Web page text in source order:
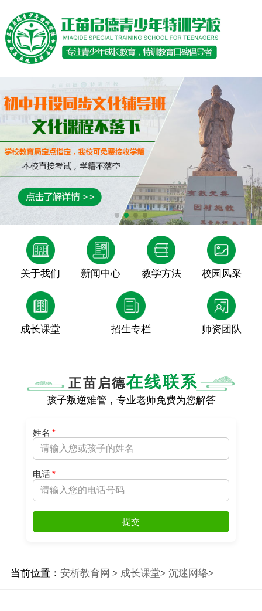
关于我们 新闻中心 教学方法 校园风采
成长课堂 招生专栏 师资团队
正苗启德在线联系
孩子叛逆难管，专业老师免费为您解答
姓名 *
电话*
提交
当前位置： 安析教育网 > 成长课堂> 沉迷网络>